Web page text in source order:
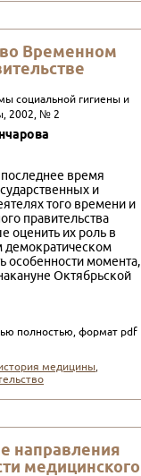
Временном
социальной гигиены и
2002, № 2
время
и
того времени и
правительства
оценить их роль в
особенности момента,
Октябрьской
полностью, формат pdf
медицины,
направления
медицинского